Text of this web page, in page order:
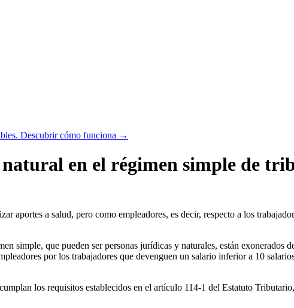
Descubrir cómo funciona →
en el régimen simple de
aportes a salud, pero como empleadores, es decir, respecto a los
simple, que pueden ser personas jurídicas y naturales, están exonerados
por los trabajadores que devenguen un salario inferior a 10
los requisitos establecidos en el artículo 114-1 del Estatuto